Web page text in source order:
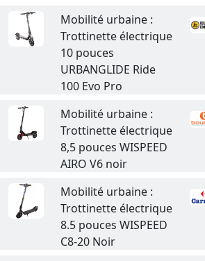
Mobilité urbaine :
Trottinette électrique
10 pouces
URBANGLIDE Ride
100 Evo Pro
Mobilité urbaine :
Trottinette électrique
8,5 pouces WISPEED
AIRO V6 noir
Mobilité urbaine :
Trottinette électrique
8.5 pouces WISPEED
C8-20 Noir